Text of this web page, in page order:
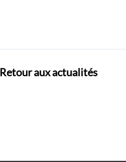
Retour aux actualités